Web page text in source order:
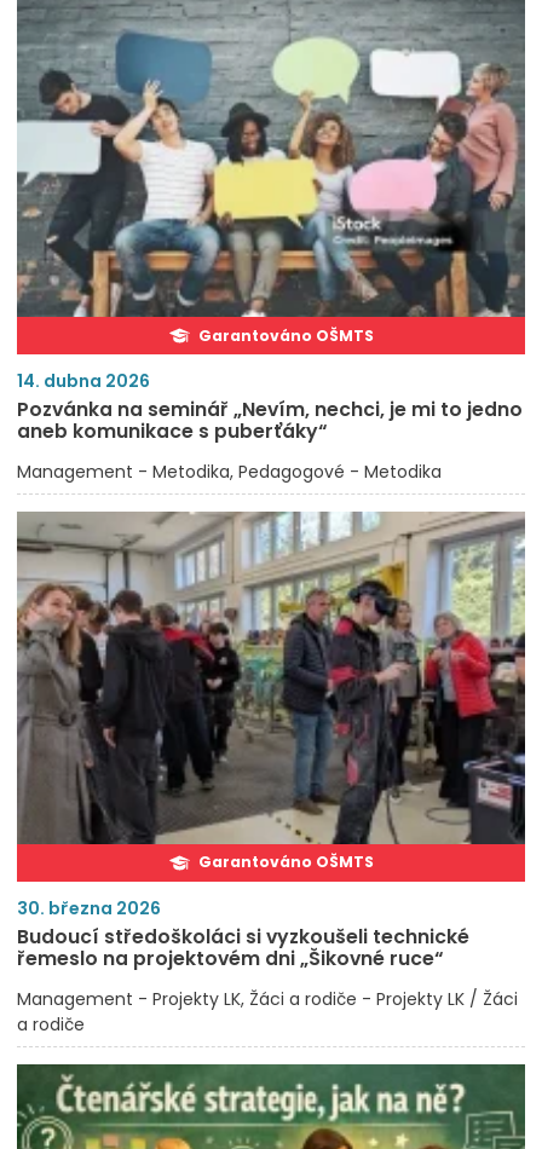
Garantováno OŠMTS
14. dubna 2026
Pozvánka na seminář „Nevím, nechci, je mi to jedno
aneb komunikace s puberťáky“
Management - Metodika Pedagogové - Metodika
Garantováno OŠMTS
30. března 2026
Budoucí středoškoláci si vyzkoušeli technické
řemeslo na projektovém dni „Šikovné ruce“
Management - Projekty LK Žáci a rodiče - Projekty LK / Žáci
a rodiče